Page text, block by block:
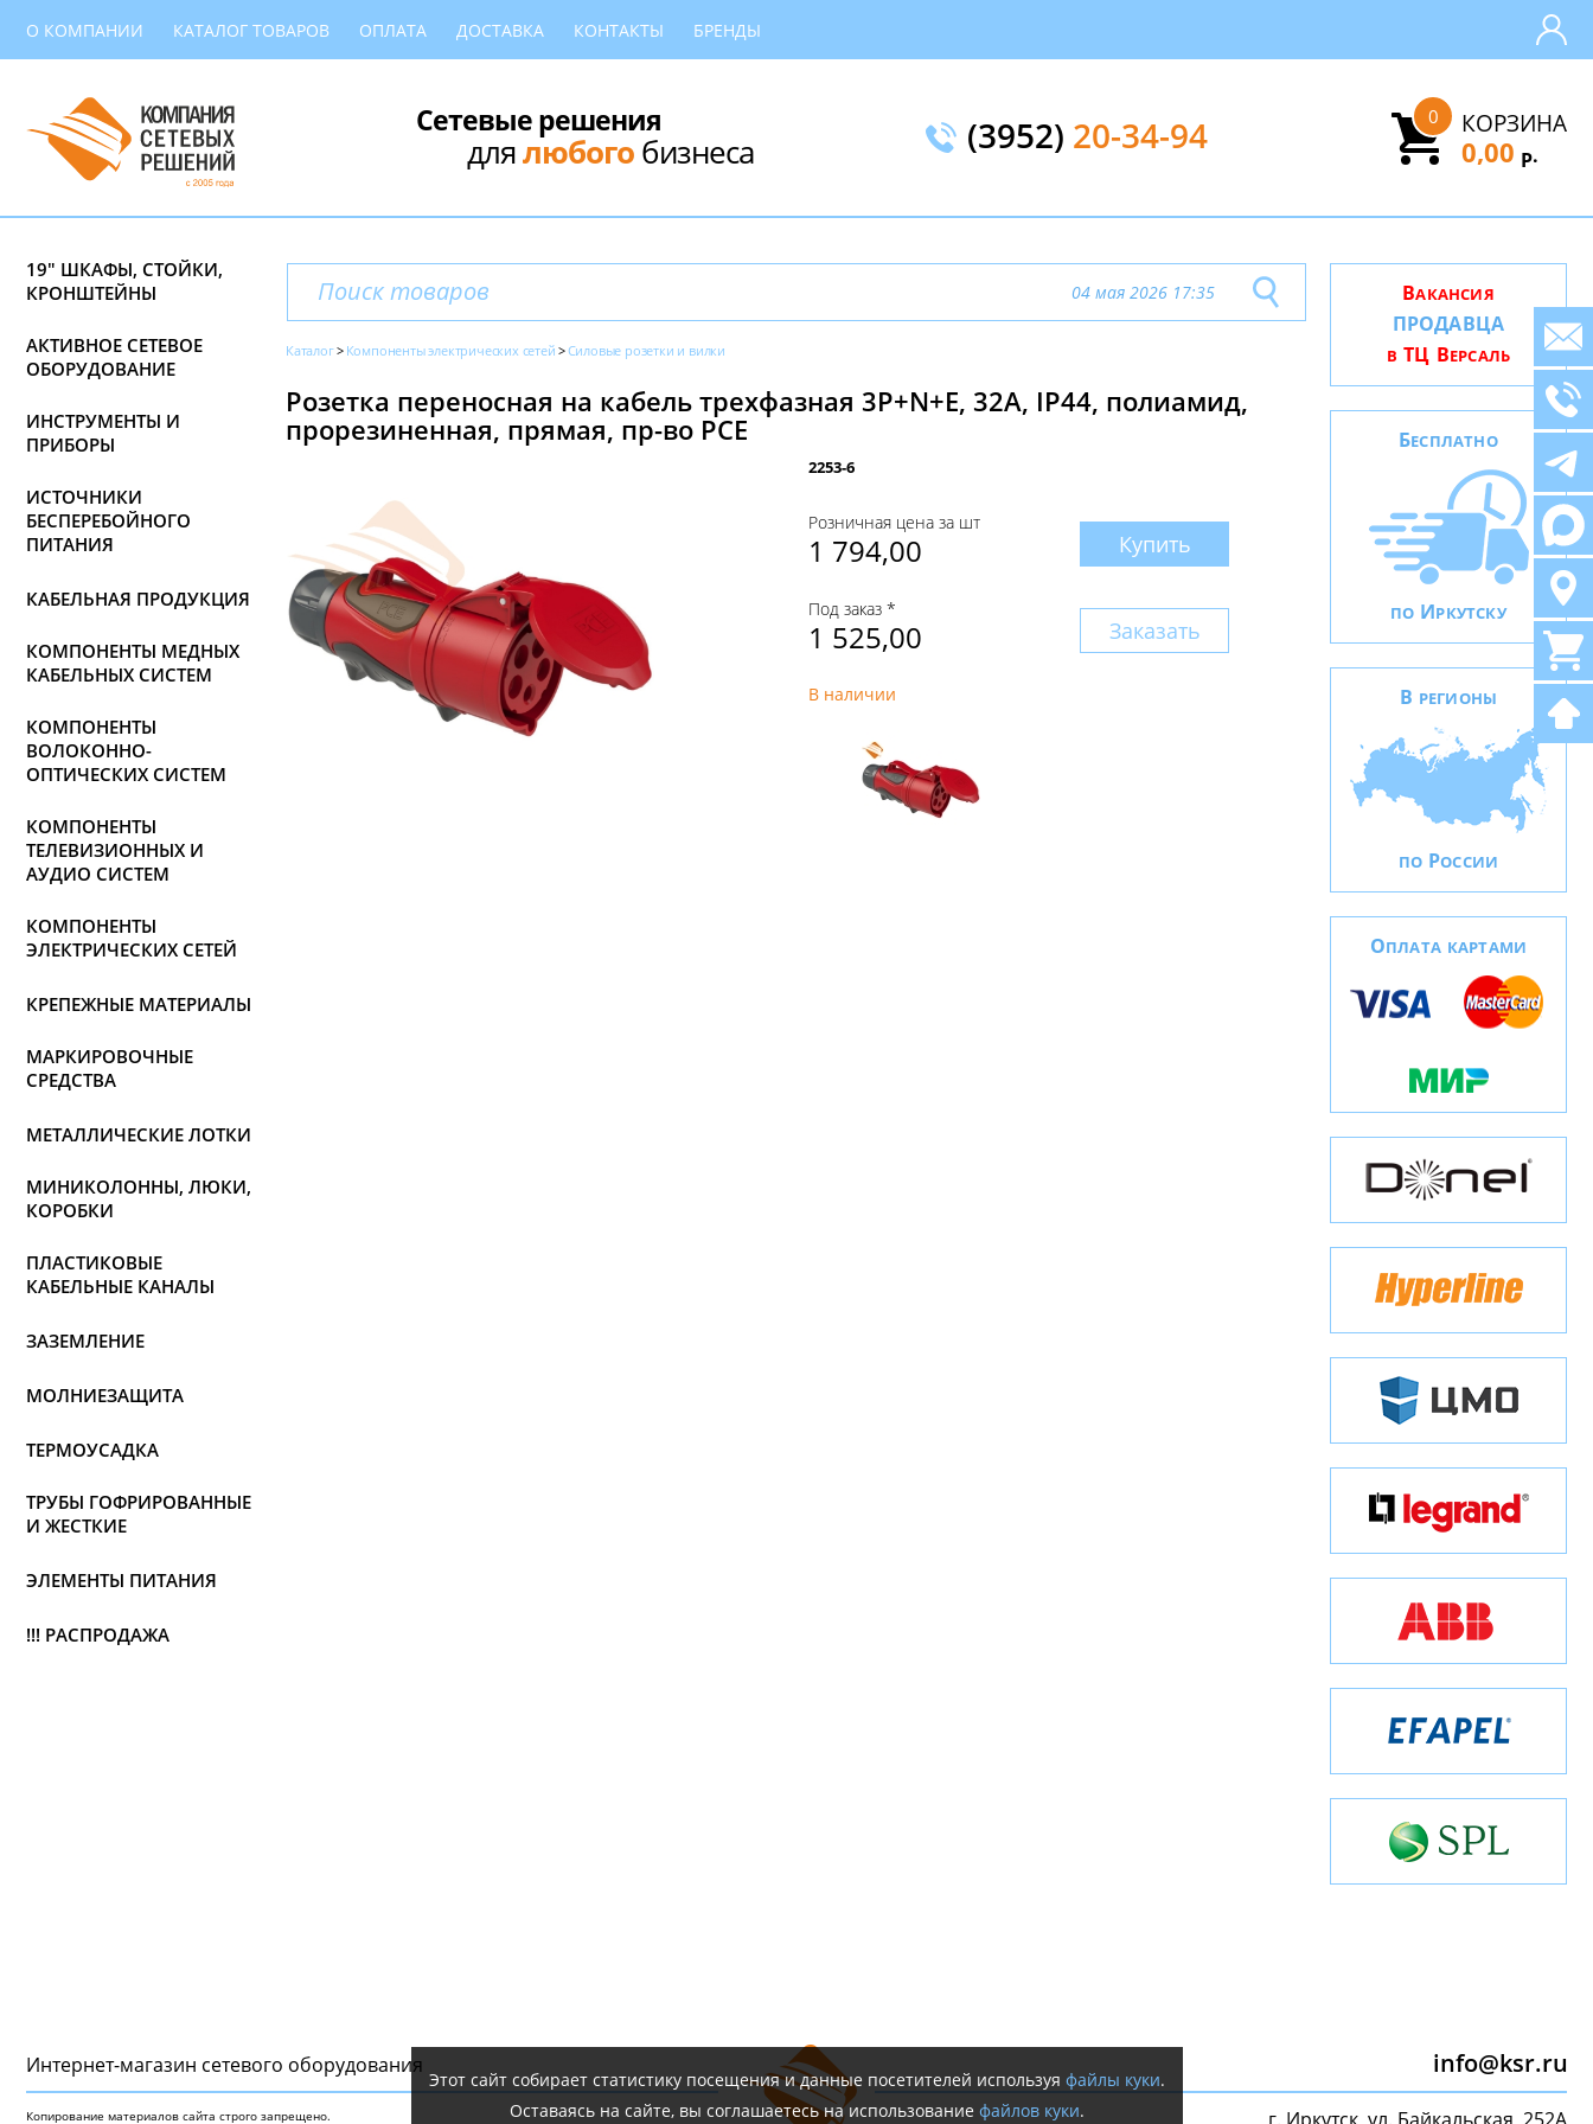
О КОМПАНИИ КАТАЛОГ ТОВАРОВ ОПЛАТА ДОСТАВКА КОНТАКТЫ БРЕНДЫ
Сетевые решения
длялюбогобизнеса (3952) 20-34-94 КОРЗИНА
0
0,00 Р.
19" ШКАФЫ, СТОЙКИ,
КРОНШТЕЙНЫ
АКТИВНОЕ СЕТЕВОЕ
ОБОРУДОВАНИЕ
ИНСТРУМЕНТЫ И
ПРИБОРЫ
ИСТОЧНИКИ
БЕСПЕРЕБОЙНОГО
ПИТАНИЯ
КАБЕЛЬНАЯ ПРОДУКЦИЯ
КОМПОНЕНТЫ МЕДНЫХ
КАБЕЛЬНЫХ СИСТЕМ
КОМПОНЕНТЫ
ВОЛОКОННО-
ОПТИЧЕСКИХ СИСТЕМ
КОМПОНЕНТЫ
ТЕЛЕВИЗИОННЫХ И
АУДИО СИСТЕМ
КОМПОНЕНТЫ
ЭЛЕКТРИЧЕСКИХ СЕТЕЙ
КРЕПЕЖНЫЕ МАТЕРИАЛЫ
МАРКИРОВОЧНЫЕ
СРЕДСТВА
МЕТАЛЛИЧЕСКИЕ ЛОТКИ
МИНИКОЛОННЫ, ЛЮКИ,
КОРОБКИ
ПЛАСТИКОВЫЕ
КАБЕЛЬНЫЕ КАНАЛЫ
ЗАЗЕМЛЕНИЕ
МОЛНИЕЗАЩИТА
ТЕРМОУСАДКА
ТРУБЫ ГОФРИРОВАННЫЕ
И ЖЕСТКИЕ
ЭЛЕМЕНТЫ ПИТАНИЯ
!!! РАСПРОДАЖА
04 мая 2026 17:35
Каталог Компоненты электрических сетей Силовые розетки и вилки
Розетка переносная на кабель трехфазная 3P+N+E, 32А, IP44, полиамид,
прорезиненная, прямая, пр-во PCE
2253-6
Розничная цена за шт
1 794,00 Купить
Под заказ *
1 525,00 Заказать
В наличии
ВАКАНСИЯ
ПРОДАВЦА
В ТЦ ВЕРСАЛЬ
БЕСПЛАТНО
ПО ИРКУТСКУ
В РЕГИОНЫ
ПО РОССИИ
ОПЛАТА КАРТАМИ
Интернет-магазин сетeвого оборудования
Копирование материалов сайта строго запрещено.
info@ksr.ru
Этот сайт собирает статистику посещения и данные посетителей используя файлы куки.
Оставаясь на сайте, вы соглашаетесь на использование файлов куки.